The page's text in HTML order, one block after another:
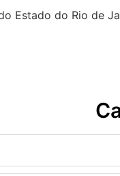
Estado do Rio de